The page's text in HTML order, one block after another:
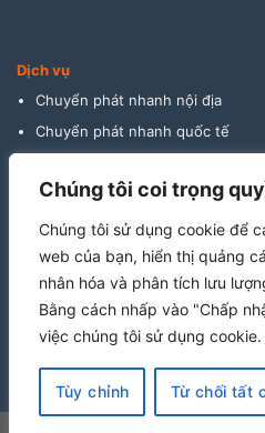
Chúng tôi coi trọng
Chúng tôi sử dụng cookie để
web của bạn, hiển thị quảng
nhân hóa và phân tích lưu
Bằng cách nhấp vào "Chấp
việc chúng tôi sử dụng cookie.
Tùy chỉnh Từ chối tất
Dịch vụ
Chuyển phát nhanh nội địa
Chuyển phát nhanh quốc tế
Vận tải đường biển
Vận tải đường bộ
Vận tải đường hàng không
Cho thuê kho bãi
Khai báo hải quan